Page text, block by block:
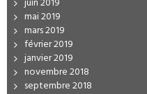
mai 2019
mars 2019
février 2019
janvier 2019
novembre 2018
septembre 2018